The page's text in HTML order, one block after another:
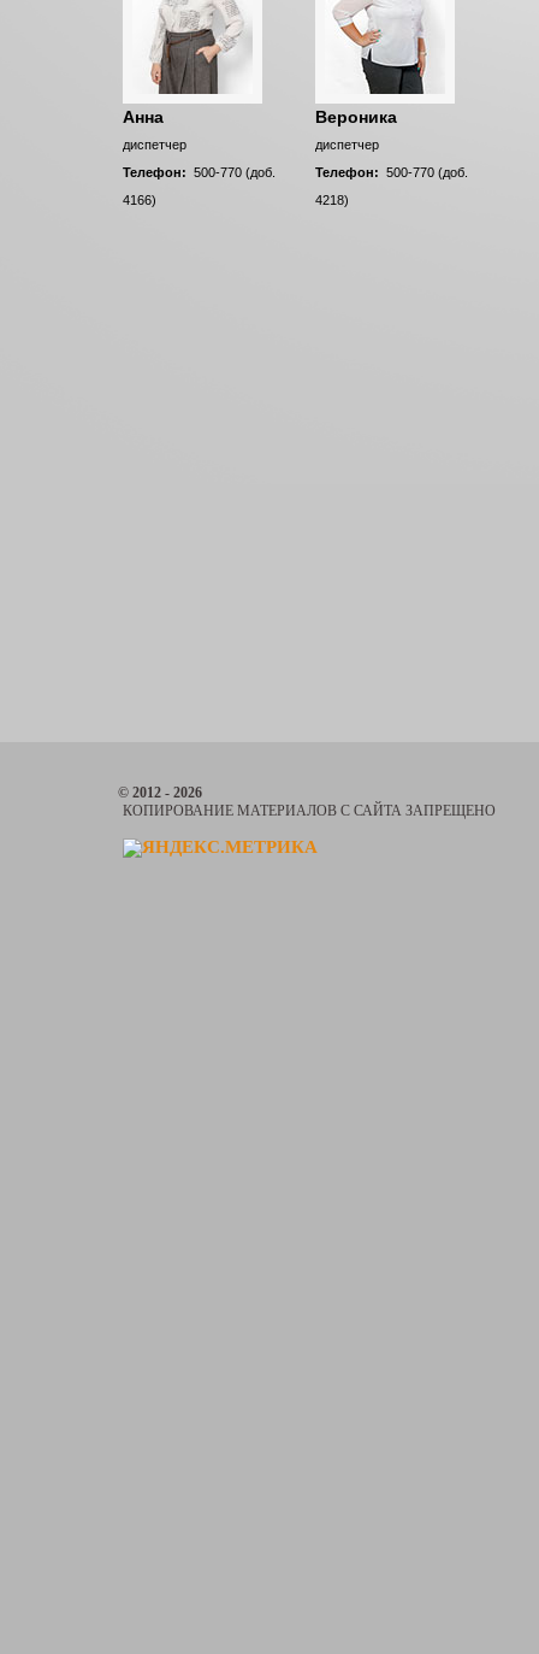
Анна
диспетчер
Телефон: 500-770 (доб.
4166)
Вероника
диспетчер
Телефон: 500-770 (доб.
4218)
© 2012 - 2026
КОПИРОВАНИЕ МАТЕРИАЛОВ С САЙТА ЗАПРЕЩЕНО